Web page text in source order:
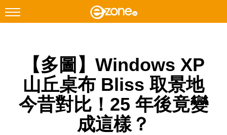
Facebook Instagram
科技焦點
網絡生活
【多圖】Windows XP
山丘桌布 Bliss 取景地
今昔對比！25 年後竟變
成這樣？